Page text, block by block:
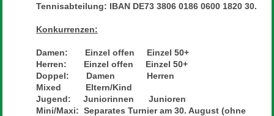
Tennisabteilung: IBAN DE73 3806 0186 0600 1820 30.
Konkurrenzen:
Damen: Einzel offen Einzel 50+
Herren: Einzel offen Einzel 50+
Doppel: Damen Herren
Mixed Eltern/Kind
Jugend: Juniorinnen Junioren
Mini/Maxi: Separates Turnier am 30. August (ohne